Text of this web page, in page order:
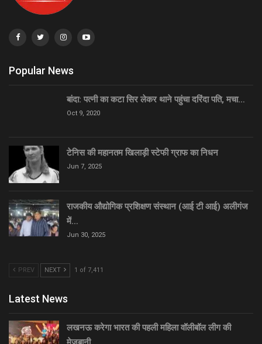
Popular News
बांदा: पत्नी का कटा सिर लेकर थाने पहुंचा दरिंदा पति, मचा…
Oct 9, 2020
टेनिस की महानतम खिलाड़ी स्टेफी ग्राफ का निधन
Jun 7, 2025
राजकीय औद्योगिक प्रशिक्षण संस्थान (आई टी आई) अलीगंज
में…
Jun 30, 2025
PREV NEXT 1 of 7,411
Latest News
लखनऊ करेगा भारत की पहली महिला वॉलीबॉल लीग की